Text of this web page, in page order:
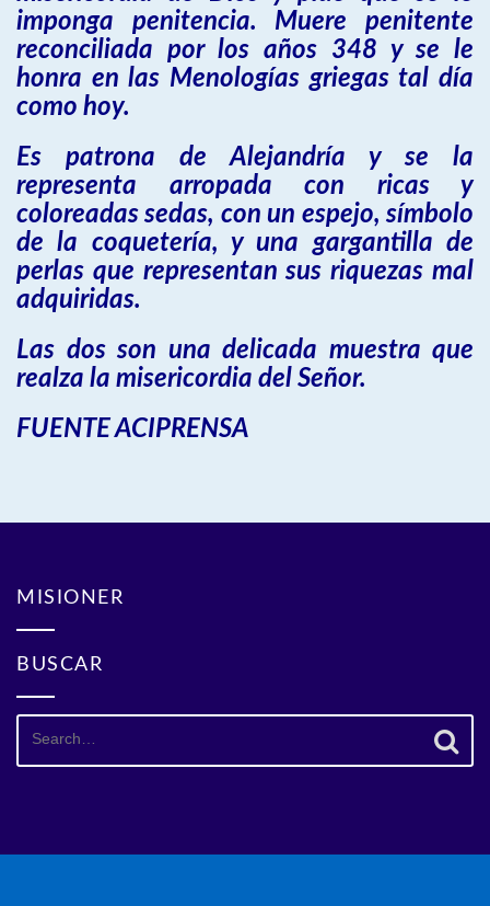
imponga penitencia. Muere penitente
reconciliada por los años 348 y se le
honra en las Menologías griegas tal día
como hoy.
Es patrona de Alejandría y se la
representa arropada con ricas y
coloreadas sedas, con un espejo, símbolo
de la coquetería, y una gargantilla de
perlas que representan sus riquezas mal
adquiridas.
Las dos son una delicada muestra que
realza la misericordia del Señor.
FUENTE ACIPRENSA
MISIONER
BUSCAR
Search